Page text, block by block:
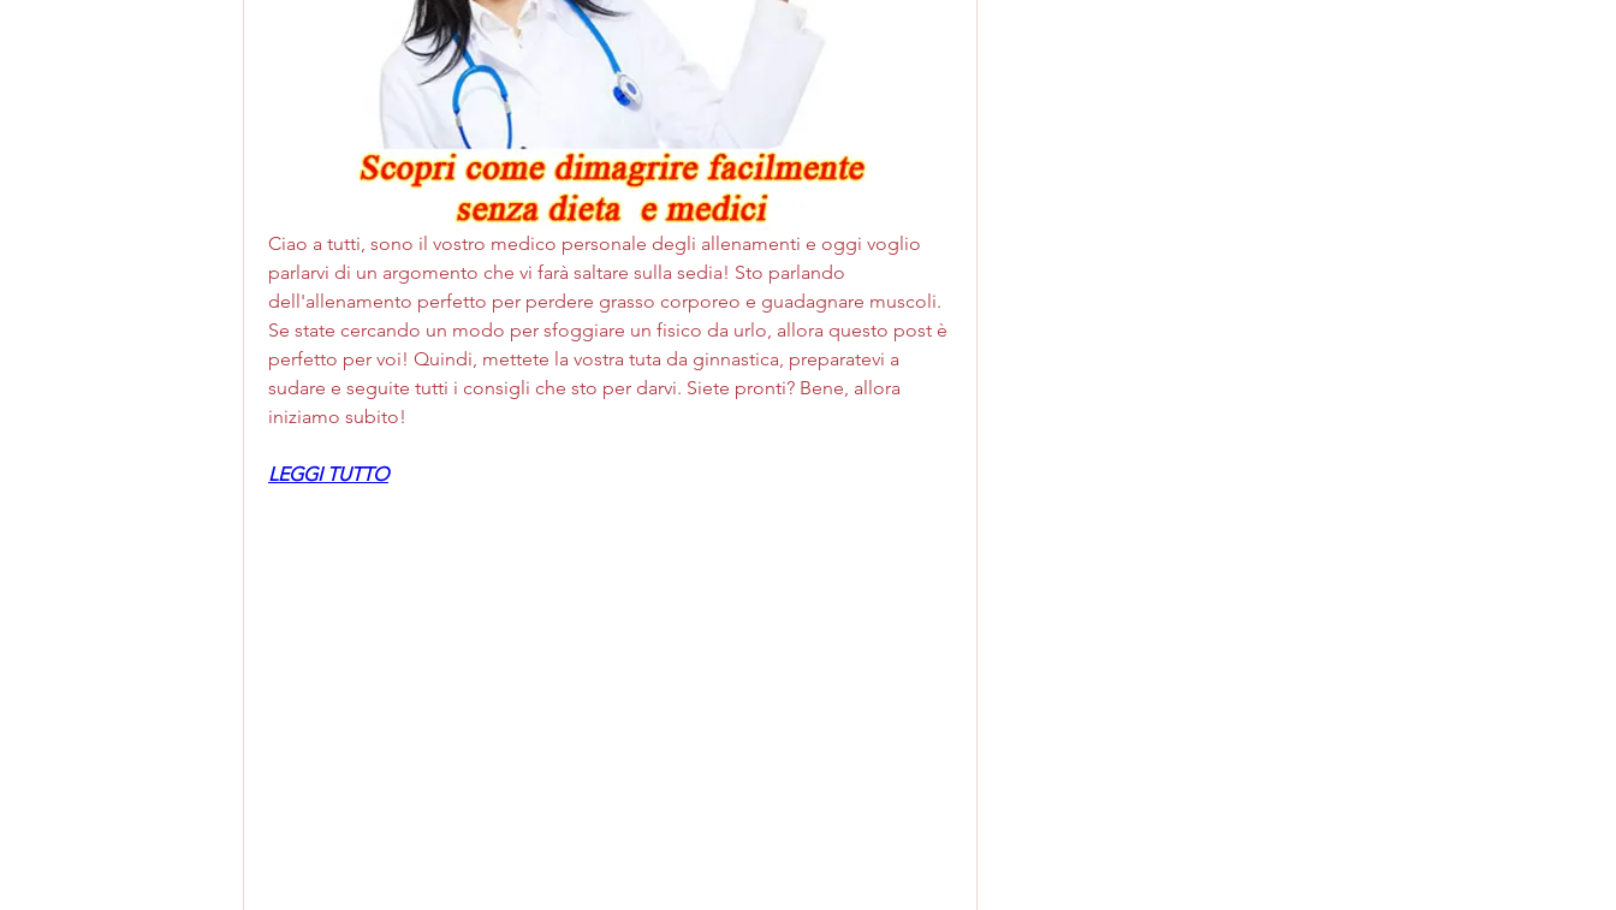
Ciao a tutti, sono il vostro medico personale degli allenamenti e oggi voglio
parlarvi di un argomento che vi farà saltare sulla sedia! Sto parlando
dell'allenamento perfetto per perdere grasso corporeo e guadagnare muscoli.
Se state cercando un modo per sfoggiare un fisico da urlo, allora questo post è
perfetto per voi! Quindi, mettete la vostra tuta da ginnastica, preparatevi a
sudare e seguite tutti i consigli che sto per darvi. Siete pronti? Bene, allora
iniziamo subito!
LEGGI TUTTO